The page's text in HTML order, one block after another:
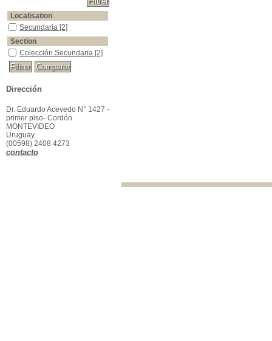
Localisation
Secundaria [2]
Section
Colección Secundaria [2]
Dirección
Dr. Eduardo Acevedo N° 1427 -
primer piso- Cordón
MONTEVIDEO
Uruguay
(00598) 2408 4273
contacto